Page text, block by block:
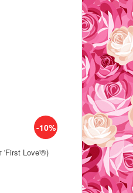
-10%
'First Love'®)